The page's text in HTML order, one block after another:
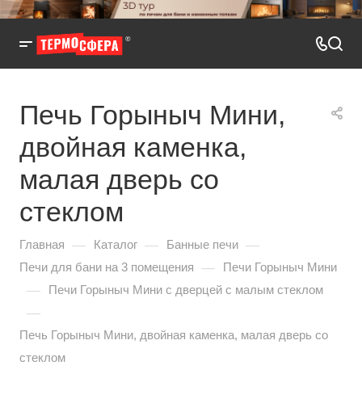
Печь Горыныч Мини,
двойная каменка,
малая дверь со
стеклом
Главная — Каталог — Банные печи —
Печи для бани на 3 помещения — Печи Горыныч Мини
— Печи Горыныч Мини с дверцей с малым стеклом
—
Печь Горыныч Мини, двойная каменка, малая дверь со
стеклом